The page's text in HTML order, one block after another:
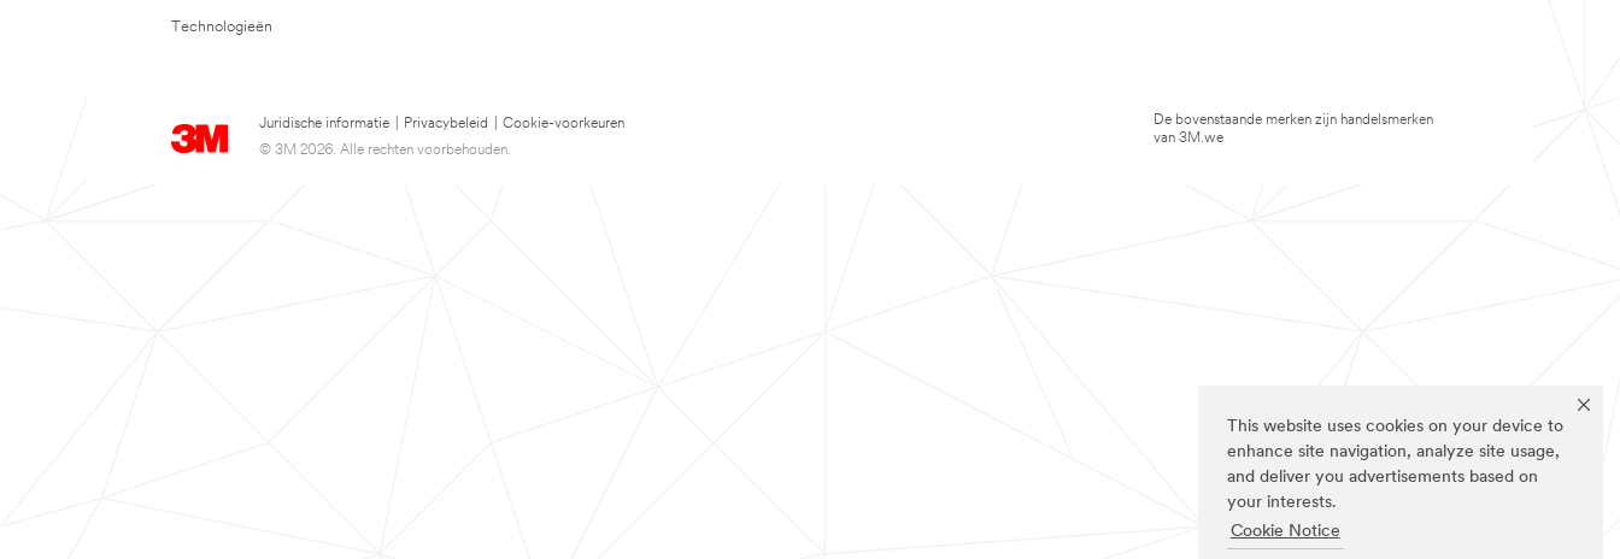
This website uses cookies on your device to
enhance site navigation, analyze site usage,
and deliver you advertisements based on
your interests.
Cookie Notice
Technologieën
Juridische informatie Privacybeleid
Cookie-voorkeuren
© 3M 2026. Alle rechten voorbehouden.
De bovenstaande merken zijn handelsmerken
van 3M.we